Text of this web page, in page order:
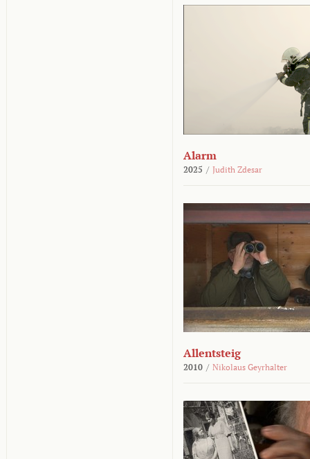
Alarm
2025 / Judith Zdesar
Allentsteig
2010 / Nikolaus Geyrhalter